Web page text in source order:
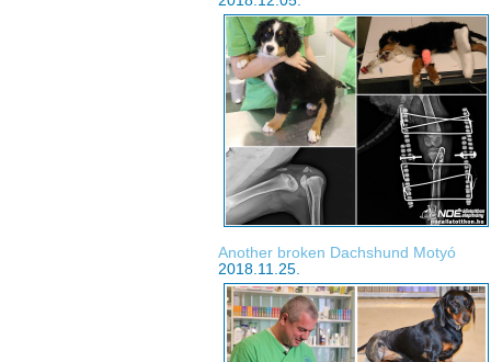
Another broken Dachshund Motyó
2018.11.25.